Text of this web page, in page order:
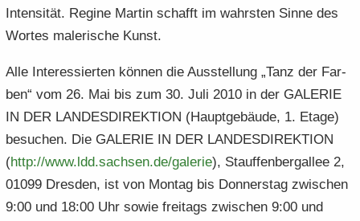
In­ten­si­tät. Re­gi­ne Mar­tin schafft im wahrs­ten Sinne des
Wor­tes ma­le­ri­sche Kunst.
Alle In­ter­es­sier­ten kön­nen die Aus­stel­lung „Tanz der Far­
ben“ vom 26. Mai bis zum 30. Juli 2010 in der GA­LE­RIE
IN DER LAN­DES­DI­REK­TI­ON (Haupt­ge­bäu­de, 1. Etage)
be­su­chen. Die GA­LE­RIE IN DER LAN­DES­DI­REK­TI­ON
(http:/​/​www.​ldd.​sachsen.​de/​galerie), Stauf­fen­berg­al­lee 2,
01099 Dres­den, ist von Mon­tag bis Don­ners­tag zwi­schen
9:00 und 18:00 Uhr sowie frei­tags zwi­schen 9:00 und